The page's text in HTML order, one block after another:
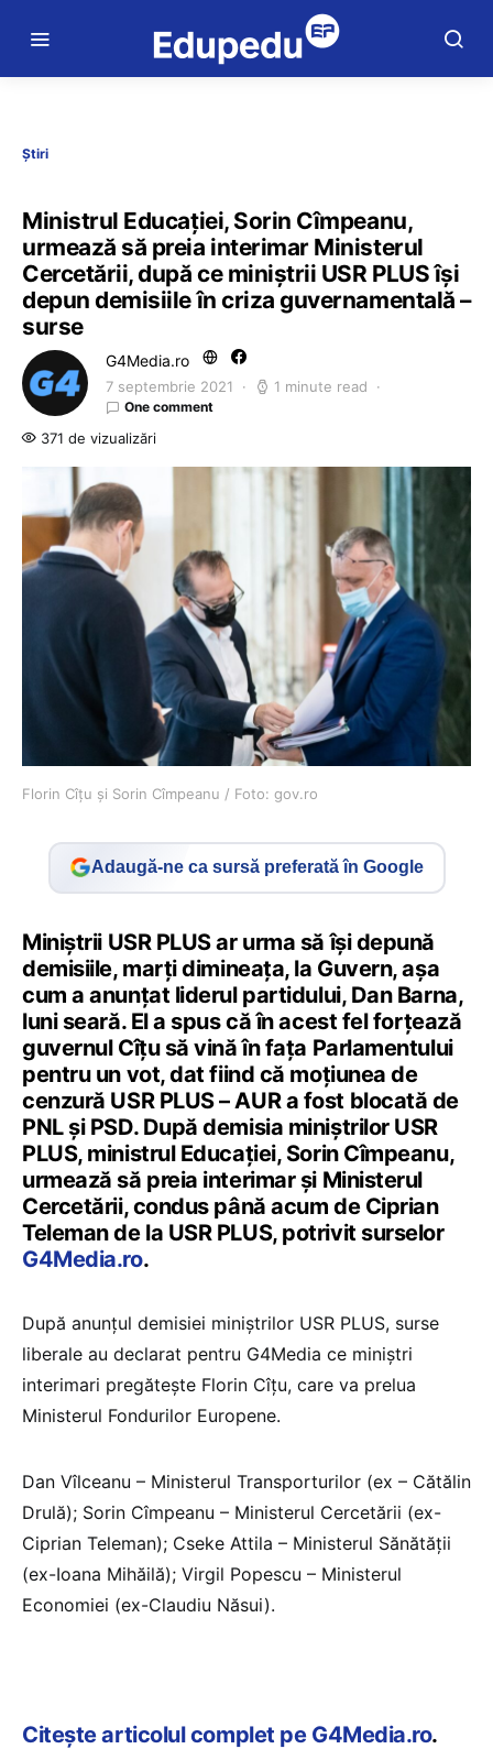
Știri
Ministrul Educației, Sorin Cîmpeanu,
urmează să preia interimar Ministerul
Cercetării, după ce miniștrii USR PLUS își
depun demisiile în criza guvernamentală –
surse
G4Media.ro
7 septembrie 2021 1 minute read
One comment
371 de vizualizări
Florin Cîțu și Sorin Cîmpeanu / Foto: gov.ro
Adaugă-ne ca sursă preferată în Google
Miniştrii USR PLUS ar urma să îşi depună
demisiile, marţi dimineaţa, la Guvern, așa
cum a anunțat liderul partidului, Dan Barna,
luni seară. El a spus că în acest fel forțează
guvernul Cîțu să vină în fața Parlamentului
pentru un vot, dat fiind că moțiunea de
cenzură USR PLUS – AUR a fost blocată de
PNL și PSD. După demisia miniștrilor USR
PLUS, ministrul Educației, Sorin Cîmpeanu,
urmează să preia interimar și Ministerul
Cercetării, condus până acum de Ciprian
Teleman de la USR PLUS, potrivit surselor
G4Media.ro.
După anunțul demisiei miniștrilor USR PLUS, surse
liberale au declarat pentru G4Media ce miniștri
interimari pregătește Florin Cîțu, care va prelua
Ministerul Fondurilor Europene.
Dan Vîlceanu – Ministerul Transporturilor (ex – Cătălin
Drulă); Sorin Cîmpeanu – Ministerul Cercetării (ex-
Ciprian Teleman); Cseke Attila – Ministerul Sănătății
(ex-Ioana Mihăilă); Virgil Popescu – Ministerul
Economiei (ex-Claudiu Năsui).
Citește articolul complet pe G4Media.ro.